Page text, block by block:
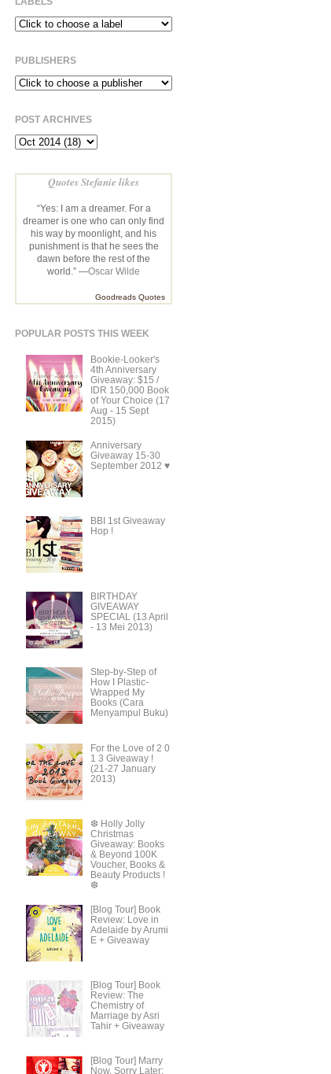
PUBLISHERS
POST ARCHIVES
Quotes Stefanie likes
“Yes: I am a dreamer. For a
dreamer is one who can only find
his way by moonlight, and his
punishment is that he sees the
dawn before the rest of the
world.” —Oscar Wilde
Goodreads Quotes
POPULAR POSTS THIS WEEK
Bookie-Looker's
4th Anniversary
Giveaway: $15 /
IDR 150,000 Book
of Your Choice (17
Aug - 15 Sept
2015)
Anniversary
Giveaway 15-30
September 2012 ♥
BBI 1st Giveaway
Hop !
BIRTHDAY
GIVEAWAY
SPECIAL (13 April
- 13 Mei 2013)
Step-by-Step of
How I Plastic-
Wrapped My
Books (Cara
Menyampul Buku)
For the Love of 2 0
1 3 Giveaway !
(21-27 January
2013)
❆ Holly Jolly
Christmas
Giveaway: Books
& Beyond 100K
Voucher, Books &
Beauty Products !
❆
[Blog Tour] Book
Review: Love in
Adelaide by Arumi
E + Giveaway
[Blog Tour] Book
Review: The
Chemistry of
Marriage by Asri
Tahir + Giveaway
[Blog Tour] Marry
Now, Sorry Later: